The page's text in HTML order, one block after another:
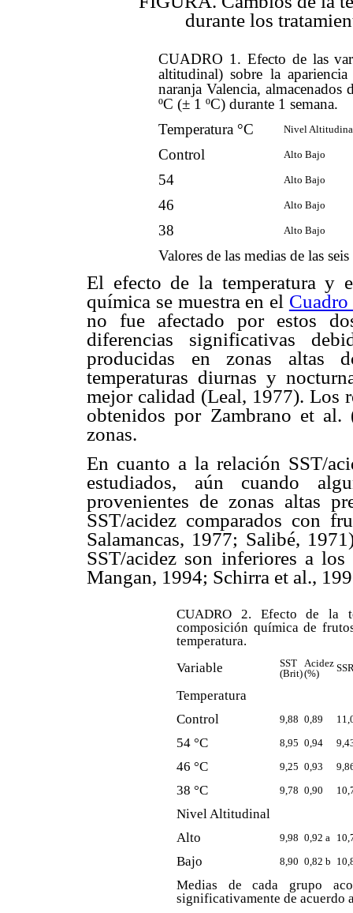
durante los
CUADRO 1. Efecto de las
altitudinal) sobre la
naranja Valencia, almacenados
ºC (± 1 ºC) durante 1 semana.
Temperatura °C
Nivel
Control Alto Bajo
54 Alto Bajo
46 Alto Bajo
38 Alto Bajo
Valores de las medias de las
El efecto de la temperatura y
química se muestra en el
no fue afectado por estos
diferencias significativas
producidas en zonas altas
temperaturas diurnas y
mejor calidad (Leal, 1977). Los
obtenidos por Zambrano et
zonas.
En cuanto a la relación SST/
estudiados, aún cuando
provenientes de zonas altas
SST/acidez comparados con
Salamancas, 1977; Salibé,
SST/acidez son inferiores a
Mangan, 1994; Schirra et al.,
CUADRO 2. Efecto de la
composición química de
temperatura.
Variable
SST
(Brit)
Acidez
(%)
Temperatura
Control
9,88 0,89
54 °C 8,95 0,94
46 °C 9,25 0,93
38 °C 9,78 0,90
Nivel Altitudinal
Alto
9,98 0,92 a
Bajo 8,90 0,82 b
Medias de cada grupo
significativamente de acuerdo